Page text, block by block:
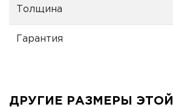
Толщина
Гарантия
ДРУГИЕ РАЗМЕРЫ ЭТОЙ